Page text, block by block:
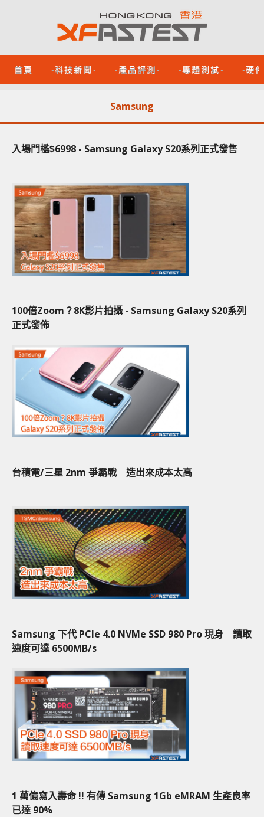
首頁 -科技新聞- -產品評測- -專題測試- -硬
Samsung
入場門檻$6998 - Samsung Galaxy S20系列正式發售
100倍Zoom？8K影片拍攝 - Samsung Galaxy S20系列
正式發佈
台積電/三星 2nm 爭霸戰 造出來成本太高
Samsung 下代 PCIe 4.0 NVMe SSD 980 Pro 現身 讀取
速度可達 6500MB/s
1 萬億寫入壽命 !! 有傳 Samsung 1Gb eMRAM 生產良率
已達 90%